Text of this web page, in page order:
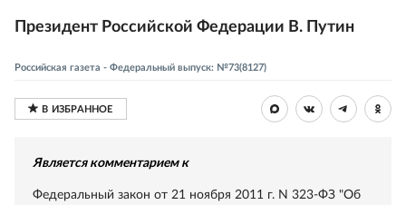
Президент Российской Федерации В. Путин
Российская газета - Федеральный выпуск: №73(8127)
Является комментарием к
Федеральный закон от 21 ноября 2011 г. N 323-ФЗ "Об